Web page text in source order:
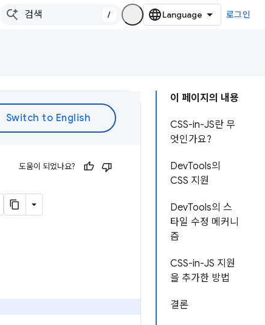
/ 로그인
이 페이지의 내용
CSS-in-JS란 무
엇인가요?
DevTools의
CSS 지원
DevTools의 스
타일 수정 메커니
즘
CSS-in-JS 지원
을 추가한 방법
결론
도움이 되었나요?